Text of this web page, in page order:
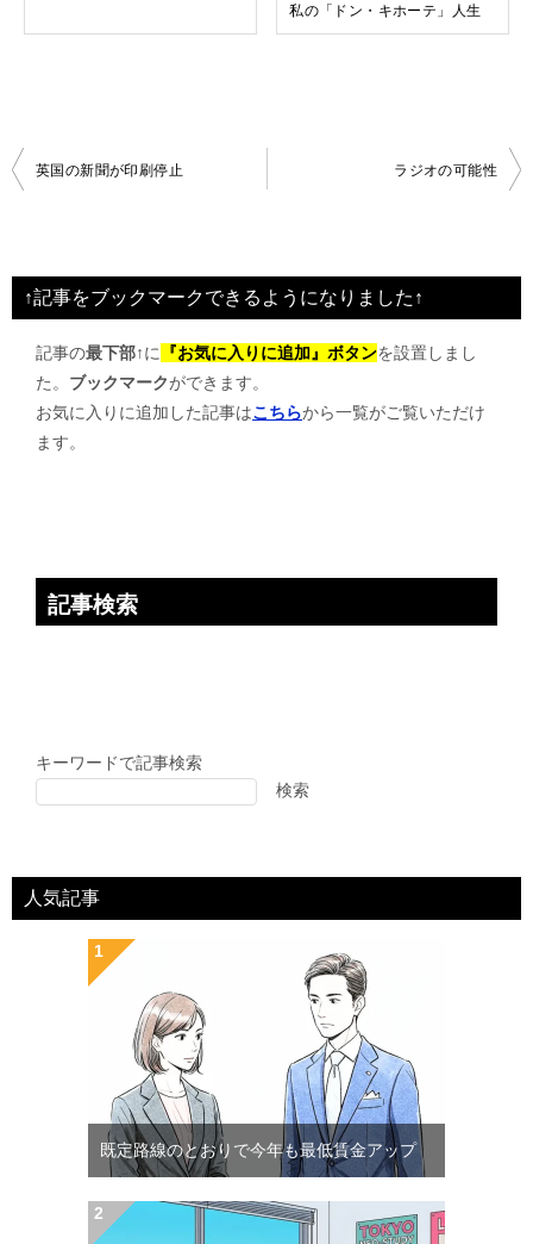
私の「ドン・キホーテ」人生
投
ビ
ゲ
英国の新聞が印刷停止 ラジオの可能性
↑記事をブックマークできるようになりました↑
記事の最下部↑に 『お気に入りに追加』ボタンを設置しまし
た。 ブックマークができます。
お気に入りに追加した記事はこちらから一覧がご覧いただけ
ます。
記事検索
キーワードで記事検索
検索
人気記事
既定路線のとおりで今年も最低賃金アップ